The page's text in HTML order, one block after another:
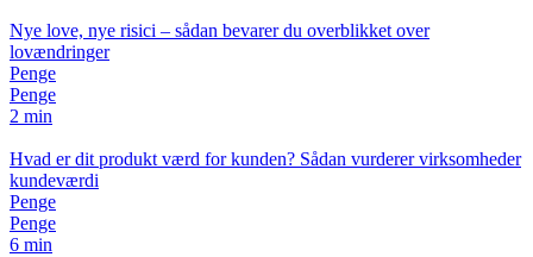
Nye love, nye risici – sådan bevarer du overblikket over
lovændringer
Penge
Penge
2 min
Hvad er dit produkt værd for kunden? Sådan vurderer virksomheder
kundeværdi
Penge
Penge
6 min